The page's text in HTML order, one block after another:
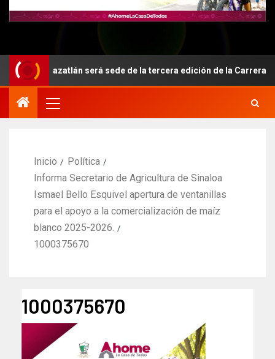
Mazatlán será sede de la tercera edición de la Carrera
Inicio
Política
Informa Secretario de Agricultura de Sinaloa
Ismael Bello Esquivel apertura de ventanillas
para el apoyo a la comercialización de maíz
blanco 2025-2026.
1000375670
1000375670